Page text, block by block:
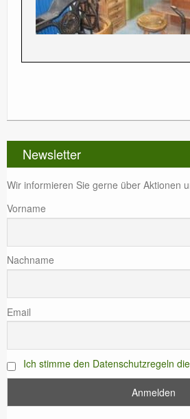
Newsletter
Wir informieren Sie gerne über Aktionen
Vorname
Nachname
Email
Ich stimme den Datenschutzregeln